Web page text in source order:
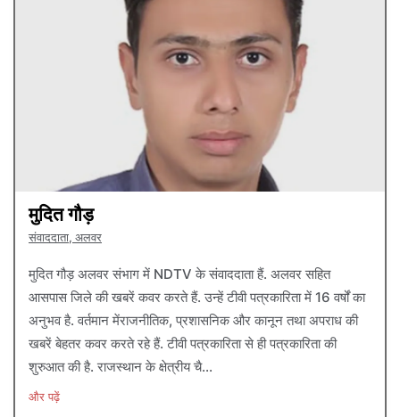
मुदित गौड़
संवाददाता, अलवर
मुदित गौड़ अलवर संभाग में NDTV के संवाददाता हैं. अलवर सहित
आसपास जिले की खबरें कवर करते हैं. उन्हें टीवी पत्रकारिता में 16 वर्षों का
अनुभव है. वर्तमान मेंराजनीतिक, प्रशासनिक और कानून तथा अपराध की
खबरें बेहतर कवर करते रहे हैं. टीवी पत्रकारिता से ही पत्रकारिता की
शुरुआत की है. राजस्थान के क्षेत्रीय चै...
और पढ़ें